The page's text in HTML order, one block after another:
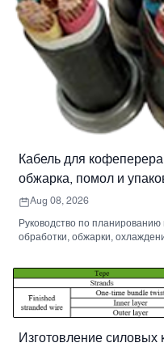
Кабель для
обжарка, помол и
Aug 08, 2026
Руководство по
обработки, обжарки,
Изготовление силовых